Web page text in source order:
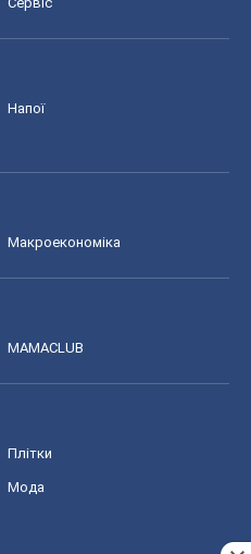
Напої
Макроекономіка
MAMACLUB
Плітки
Мода